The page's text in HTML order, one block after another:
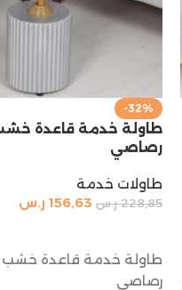
-32%
طاولة خدمة قاعدة
رصاصي
طاولات خدمة
228,85 ر.س 156,63 ر.س
طاولة خدمة قاعدة خشب
رصاصي